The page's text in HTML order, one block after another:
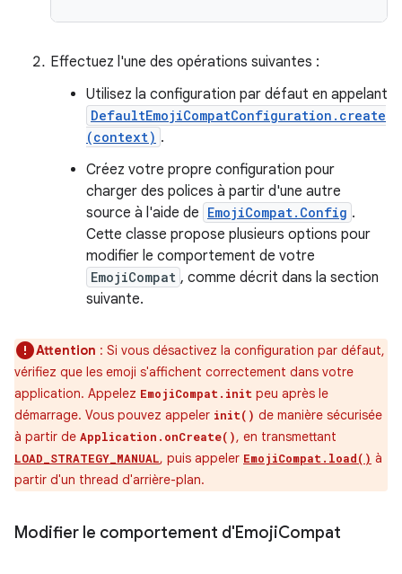
Effectuez l'une des opérations suivantes :
Utilisez la configuration par défaut en appelant
DefaultEmojiCompatConfiguration.create
(context) .
Créez votre propre configuration pour
charger des polices à partir d'une autre
source à l'aide de EmojiCompat.Config .
Cette classe propose plusieurs options pour
modifier le comportement de votre
EmojiCompat , comme décrit dans la section
suivante.
Attention : Si vous désactivez la configuration par défaut,
vérifiez que les emoji s'affichent correctement dans votre
application. Appelez EmojiCompat.init peu après le
démarrage. Vous pouvez appeler init() de manière sécurisée
à partir de Application.onCreate(), en transmettant
LOAD_STRATEGY_MANUAL, puis appeler EmojiCompat.load() à
partir d'un thread d'arrière-plan.
Modifier le comportement d'EmojiCompat